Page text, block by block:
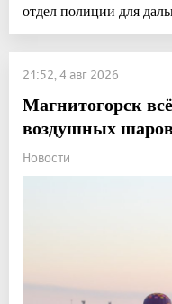
отдел полиции для
21:52, 4 авг 2026
Магнитогорск
воздушных
Новости